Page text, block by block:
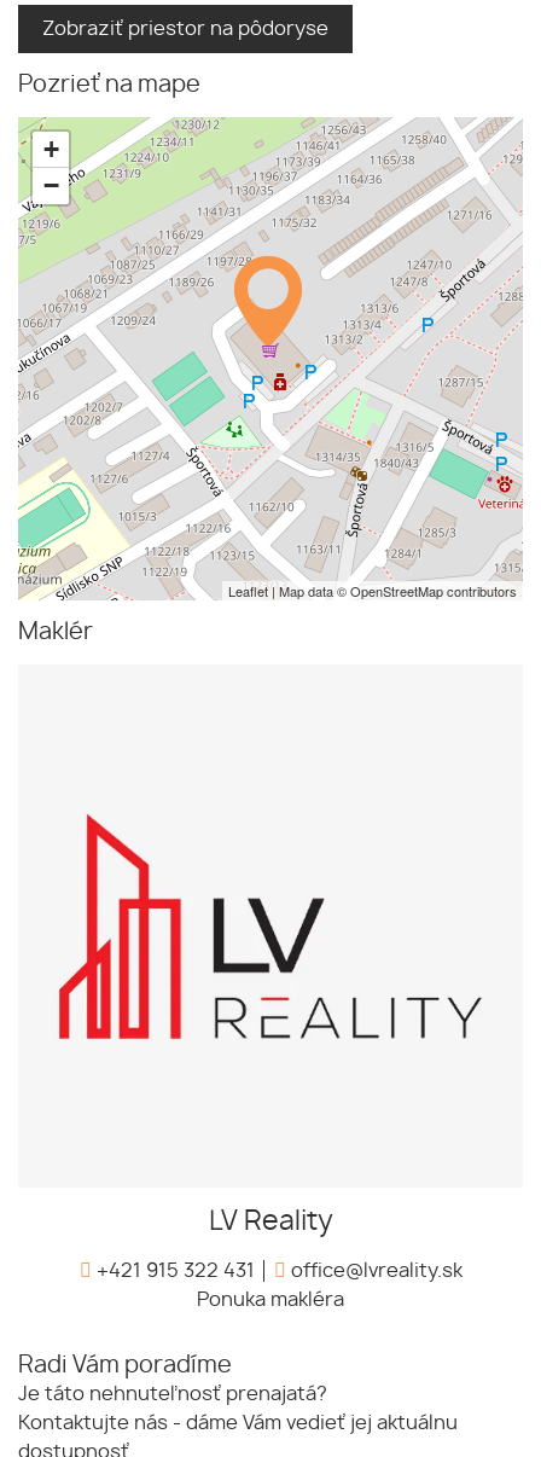
Zobraziť priestor na pôdoryse
Pozrieť na mape
+
−
Leaflet| Map data ©OpenStreetMapcontributors
Maklér
LV Reality
+421 915 322 431
office@lvreality.sk
Ponuka makléra
Radi Vám poradíme
Je táto nehnuteľnosť prenajatá?
Kontaktujte nás - dáme Vám vedieť jej aktuálnu
dostupnosť.